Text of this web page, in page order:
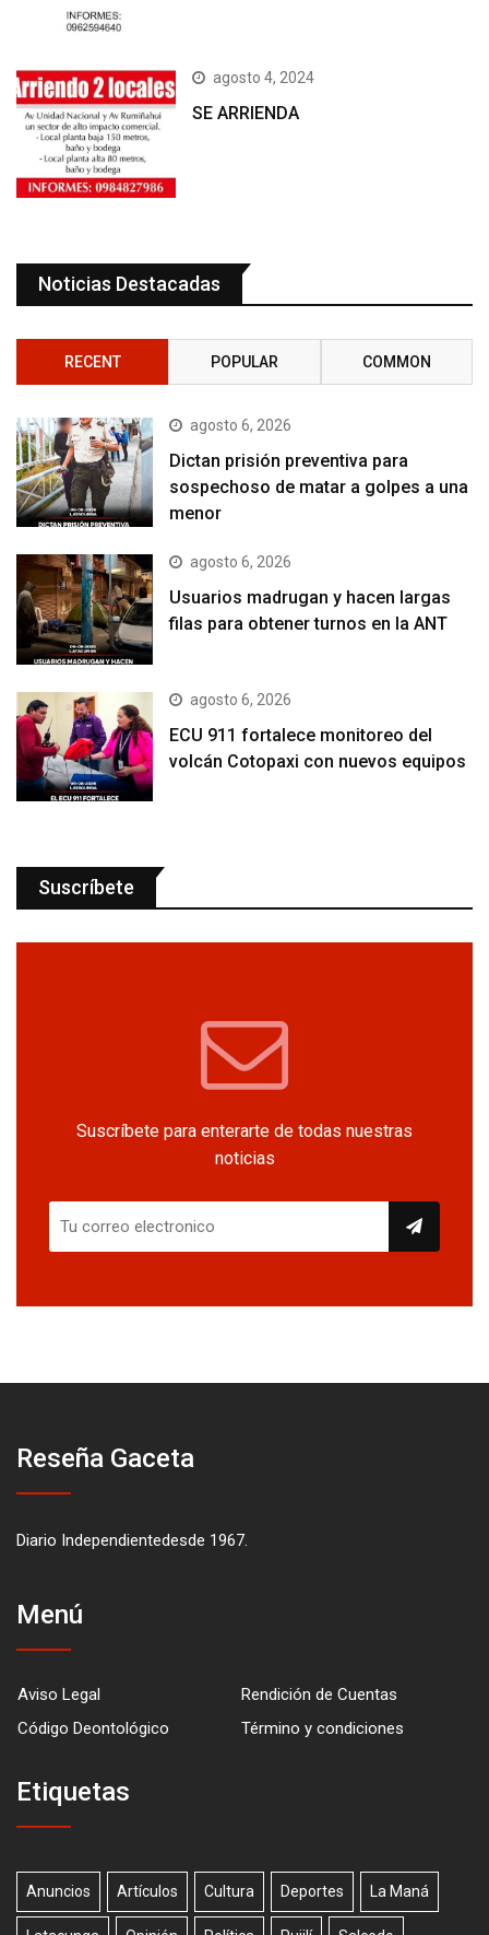
agosto 4, 2024
SE ARRIENDA
Noticias Destacadas
RECENT POPULAR COMMON
agosto 6, 2026
Dictan prisión preventiva para
sospechoso de matar a golpes a una
menor
agosto 6, 2026
Usuarios madrugan y hacen largas
filas para obtener turnos en la ANT
agosto 6, 2026
ECU 911 fortalece monitoreo del
volcán Cotopaxi con nuevos equipos
Suscríbete
Suscríbete para enterarte de todas nuestras
noticias
Reseña Gaceta
Diario Independientedesde 1967.
Menú
Aviso Legal
Rendición de Cuentas
Código Deontológico
Término y condiciones
Etiquetas
Anuncios Artículos Cultura Deportes La Maná